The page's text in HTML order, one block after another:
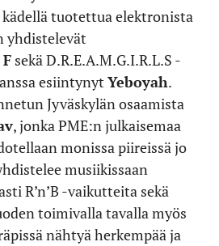
tuotettua elektronista
yhdistelevät
F sekä D.R.E.A.M.G.I.R.L.S -
esiintynyt Yeboyah.
Jyväskylän osaamista
, jonka PME:n julkaisemaa
monissa piireissä jo
musiikissaan
R’n’B -vaikutteita sekä
toimivalla tavalla myös
nähtyä herkempää ja